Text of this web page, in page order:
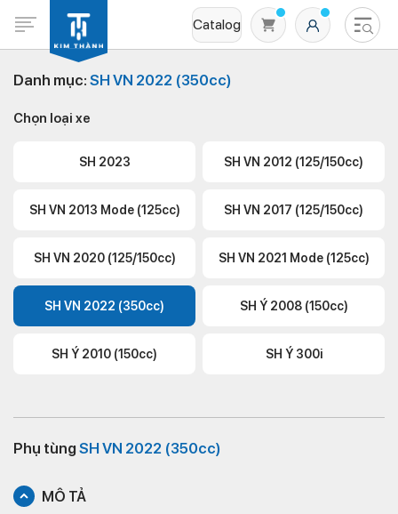
Catalog
Danh mục: SH VN 2022 (350cc)
Chọn loại xe
SH 2023 SH VN 2012 (125/150cc)
SH VN 2013 Mode (125cc) SH VN 2017 (125/150cc)
SH VN 2020 (125/150cc) SH VN 2021 Mode (125cc)
SH VN 2022 (350cc) SH Ý 2008 (150cc)
SH Ý 2010 (150cc) SH Ý 300i
Phụ tùng SH VN 2022 (350cc)
MÔ TẢ